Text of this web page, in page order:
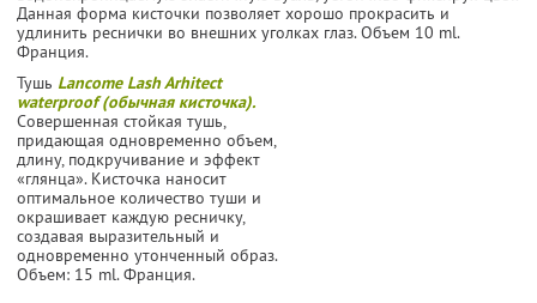
Данная форма кисточки позволяет хорошо прокрасить и
удлинить реснички во внешних уголках глаз. Объем 10 ml.
Франция.
Тушь Lancome Lash Arhitect
waterproof (обычная кисточка).
Совершенная стойкая тушь,
придающая одновременно объем,
длину, подкручивание и эффект
«глянца». Кисточка наносит
оптимальное количество туши и
окрашивает каждую ресничку,
создавая выразительный и
одновременно утонченный образ.
Объем: 15 ml. Франция.